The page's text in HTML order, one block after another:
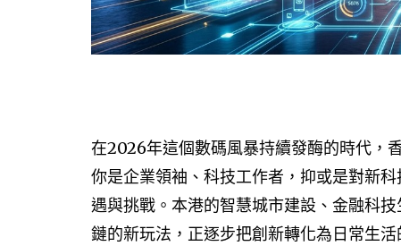
在2026年這個數碼風暴持續發酶的時代，
你是企業領袖、科技工作者，抑或是對新
遇與挑戰。本港的智慧城市建設、金融科
鏈的新玩法，正逐步把創新轉化為日常生